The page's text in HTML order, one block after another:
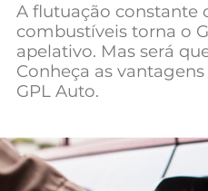
Negócios
Mundial
A flutuação constante
combustíveis torna o
apelativo. Mas será
Conheça as
GPL Auto.